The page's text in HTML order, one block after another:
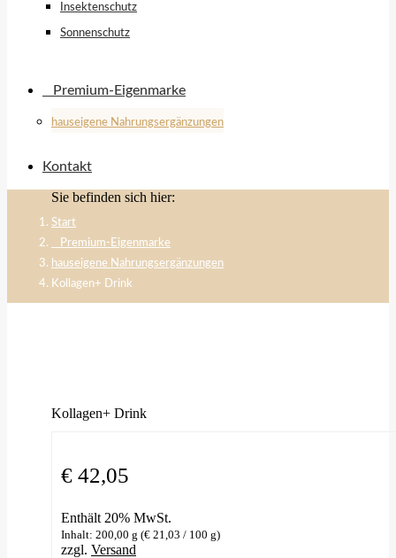
Insektenschutz
Sonnenschutz
⠀​Premium-Eigenmarke
hauseigene Nahrungsergänzungen
Kontakt
Sie befinden sich hier:
Start
⠀​Premium-Eigenmarke
hauseigene Nahrungsergänzungen
Kollagen+ Drink
Kollagen+ Drink
€ 42,05
Enthält 20% MwSt.
Inhalt: 200,00 g (€ 21,03 / 100 g)
zzgl. Versand